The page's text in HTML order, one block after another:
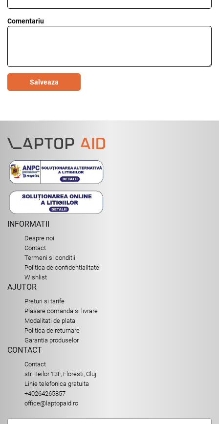
Comentariu
Salveaza
INFORMATII
Despre noi
Contact
Termeni si conditii
Politica de confidentialitate
Wishlist
AJUTOR
Preturi si tarife
Plasare comanda si livrare
Modalitati de plata
Politica de returnare
Garantia produselor
CONTACT
Contact
str. Teilor 13F, Floresti, Cluj
Linie telefonica gratuita
+40264265857
office@laptopaid.ro